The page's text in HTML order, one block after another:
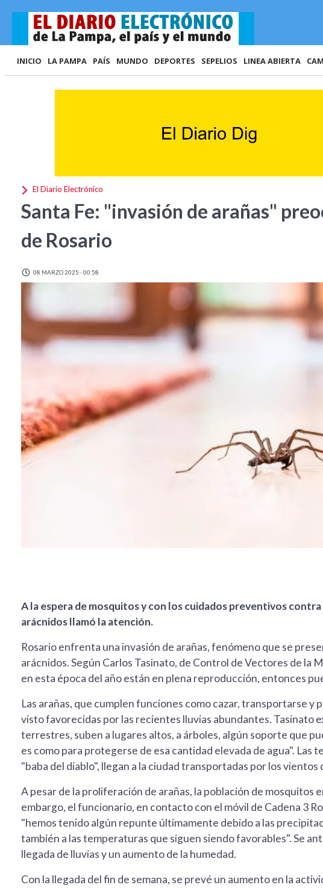
INICIO LA PAMPA PAÍS MUNDO DEPORTES SEPELIOS LINEA ABIERTA
El Diario Electrónico
Santa Fe: "invasión de arañas"
de Rosario
08 MARZO 2025 - 00:58
A la espera de mosquitos y con los cuidados preventivos
arácnidos llamó la atención.
Rosario enfrenta una invasión de arañas, fenómeno que se
arácnidos. Según Carlos Tasinato, de Control de Vectores de la
en esta época del año están en plena reproducción, entonces
Las arañas, que cumplen funciones como cazar, transportarse y
visto favorecidas por las recientes lluvias abundantes. Tasinato
terrestres, suben a lugares altos, a árboles, algún soporte que
es como para protegerse de esa cantidad elevada de agua". Las
"baba del diablo", llegan a la ciudad transportadas por los vientos
A pesar de la proliferación de arañas, la población de mosquitos
embargo, el funcionario, en contacto con el móvil de Cadena 3
"hemos tenido algún repunte últimamente debido a las
también a las temperaturas que siguen siendo favorables". Se
llegada de lluvias y un aumento de la humedad.
Con la llegada del fin de semana, se prevé un aumento en la